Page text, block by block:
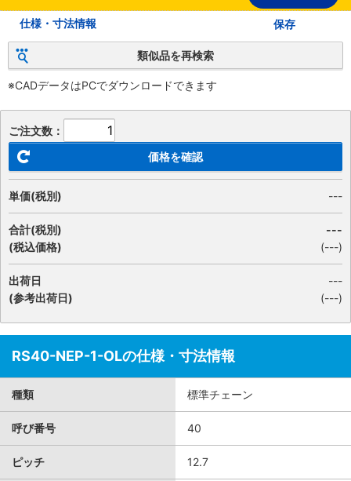
仕様・寸法情報 保存
類似品を再検索
※CADデータはPCでダウンロードできます
ご注文数：
価格を確認
単価(税別) ---
合計(税別)
(税込価格)
---
(---)
出荷日
(参考出荷日)
---
(---)
RS40-NEP-1-OLの仕様・寸法情報
種類 標準チェーン
呼び番号 40
ピッチ 12.7